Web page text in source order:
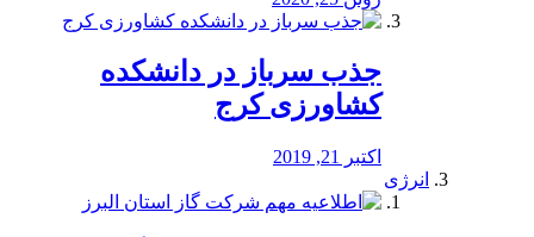
جذب سرباز در دانشکده
کشاورزی کرج
اکتبر 21, 2019
انرژی